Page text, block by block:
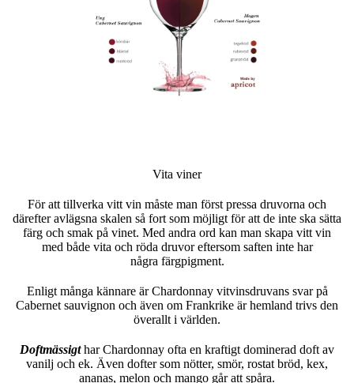
Vita viner
För att tillverka vitt vin måste man först pressa druvorna och
därefter avlägsna skalen så fort som möjligt för att de inte ska sätta
färg och smak på vinet. Med andra ord kan man skapa vitt vin
med både vita och röda druvor eftersom saften inte har
några färgpigment.
Enligt många kännare är Chardonnay vitvinsdruvans svar på
Cabernet sauvignon och även om Frankrike är hemland trivs den
överallt i världen.
Doftmässigt har Chardonnay ofta en kraftigt dominerad doft av
vanilj och ek. Även dofter som nötter, smör, rostat bröd, kex,
ananas, melon och mango går att spåra.